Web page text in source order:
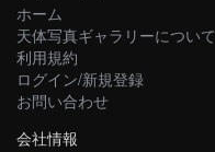
ホーム
天体写真ギャラリーについて
利用規約
ログイン/新規登録
お問い合わせ
会社情報